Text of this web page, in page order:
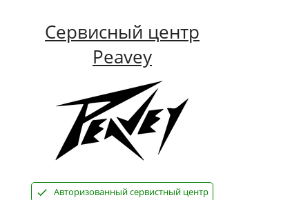
Сервисный центр
Peavey
Авторизованный сервистный центр